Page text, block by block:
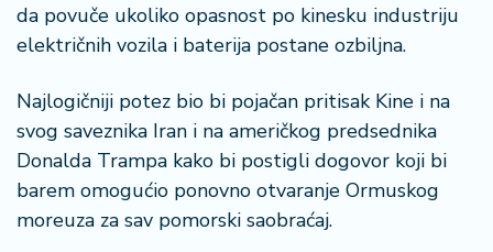
da povuče ukoliko opasnost po kinesku industriju
električnih vozila i baterija postane ozbiljna.
Najlogičniji potez bio bi pojačan pritisak Kine i na
svog saveznika Iran i na američkog predsednika
Donalda Trampa kako bi postigli dogovor koji bi
barem omogućio ponovno otvaranje Ormuskog
moreuza za sav pomorski saobraćaj.